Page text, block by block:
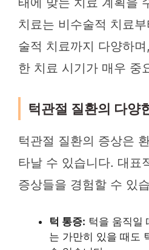
치료는 비수술적 치료
술적 치료까지 다양하
한 치료 시기가 매우 중
턱관절 질환의 다양
턱관절 질환의 증상은
타날 수 있습니다. 대표
증상들을 경험할 수 있
턱 통증: 턱을 움직일
는 가만히 있을 때도